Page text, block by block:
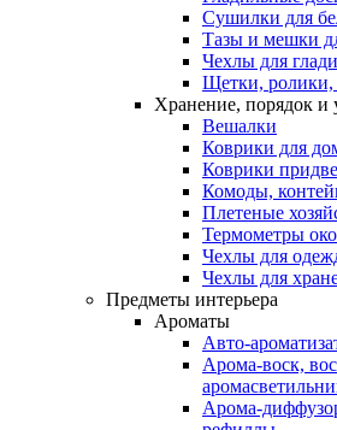
Сушилки для
Тазы и мешки
Чехлы для
Щетки, ролики,
Хранение, порядок и
Вешалки
Коврики для
Коврики
Комоды,
Плетеные
Термометры
Чехлы для
Чехлы для
Предметы интерьера
Ароматы
Авто-
Арома-воск,
Арома-